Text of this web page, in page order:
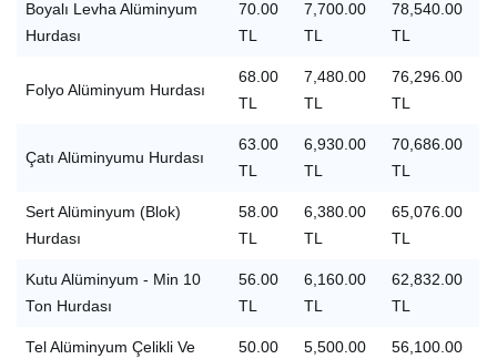
Boyalı Levha Alüminyum
Hurdası
70.00
TL
7,700.00
TL
78,540.00
TL
Folyo Alüminyum Hurdası
68.00
TL
7,480.00
TL
76,296.00
TL
Çatı Alüminyumu Hurdası
63.00
TL
6,930.00
TL
70,686.00
TL
Sert Alüminyum (Blok)
Hurdası
58.00
TL
6,380.00
TL
65,076.00
TL
Kutu Alüminyum - Min 10
Ton Hurdası
56.00
TL
6,160.00
TL
62,832.00
TL
Tel Alüminyum Çelikli Ve
50.00
5,500.00
56,100.00